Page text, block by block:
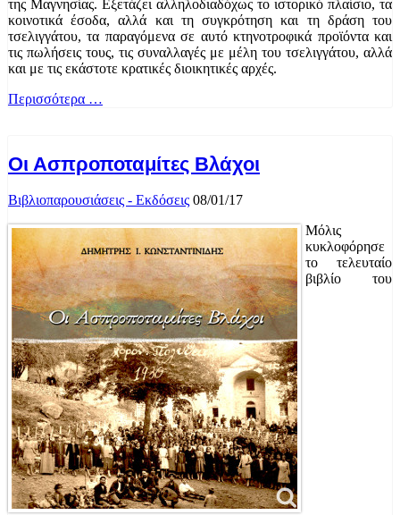
της Μαγνησίας. Εξετάζει αλληλοδιαδόχως το ιστορικό πλαίσιο, τα
κοινοτικά έσοδα, αλλά και τη συγκρότηση και τη δράση του
τσελιγγάτου, τα παραγόμενα σε αυτό κτηνοτροφικά προϊόντα και
τις πωλήσεις τους, τις συναλλαγές με μέλη του τσελιγγάτου, αλλά
και με τις εκάστοτε κρατικές διοικητικές αρχές.
Περισσότερα …
Οι Ασπροποταμίτες Βλάχοι
Βιβλιοπαρουσιάσεις - Εκδόσεις 08/01/17
Μόλις
κυκλοφόρησε
το τελευταίο
βιβλίο του